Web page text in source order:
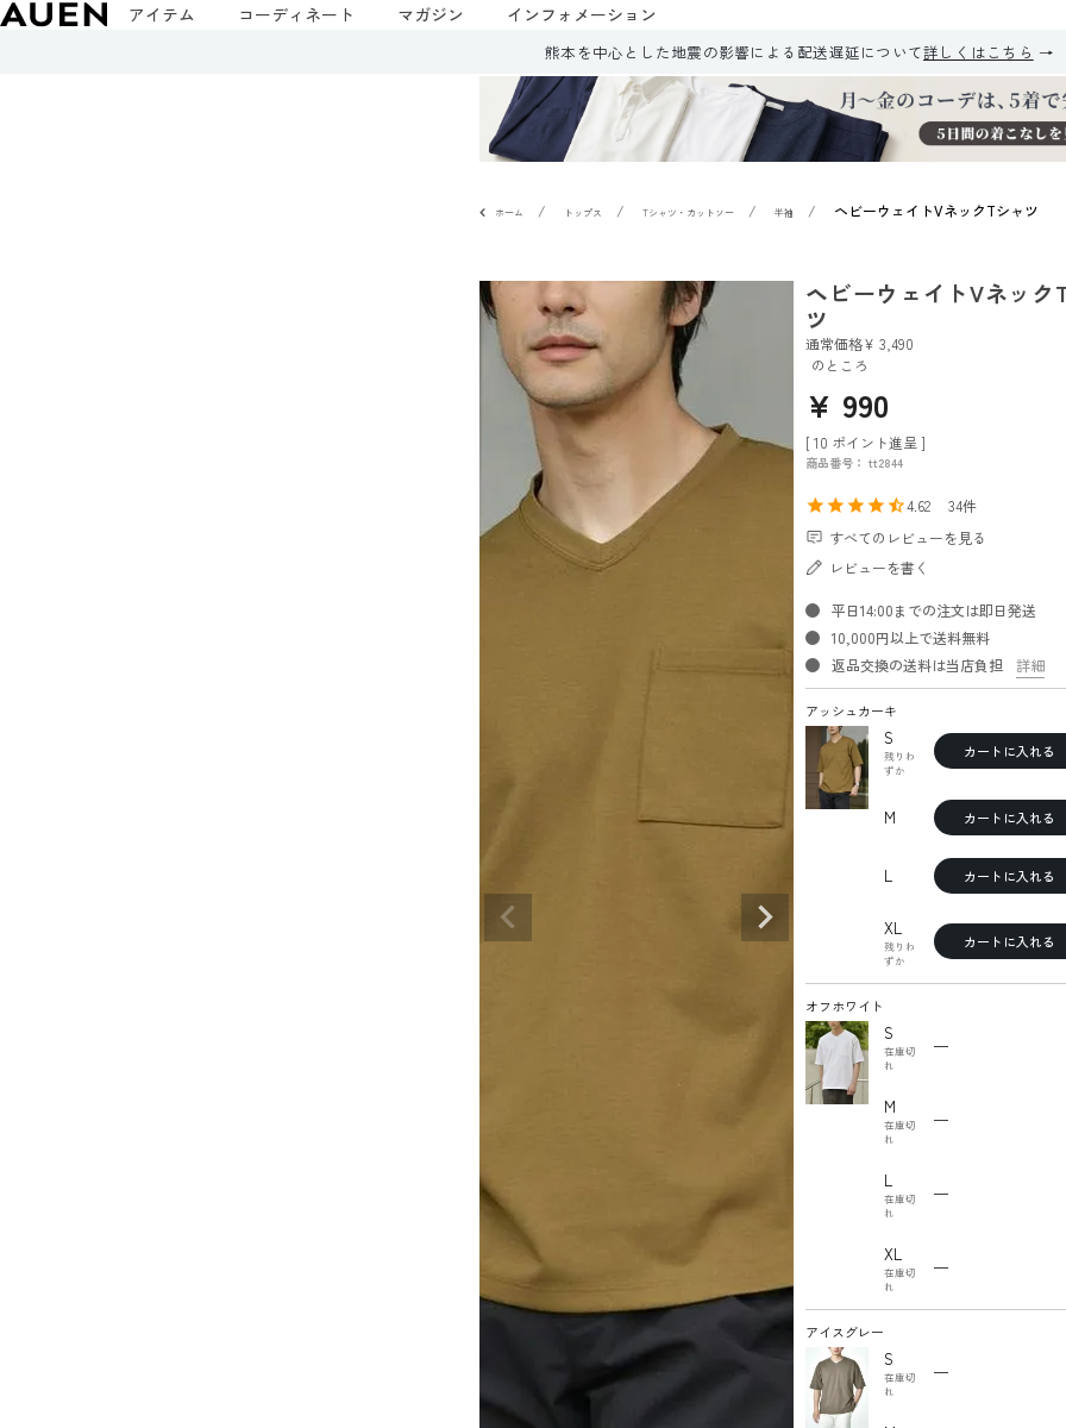
アイテム コーディネート マガジン インフォメーション
熊本を中心とした地震の影響による配送遅延について詳しくはこちら
ホーム トップス Tシャツ・カットソー 半袖 ヘビーウェイトVネックTシャツ
ヘビーウェイトVネック
ツ
通常価格¥ 3,490
のところ
¥ 990
[ 10 ポイント進呈 ]
商品番号 tt2844
4.62
34
すべてのレビューを見る
レビューを書く
平日14:00までの注文は即日発送
10,000円以上で送料無料
返品交換の送料は当店負担
詳細
アッシュカーキ
S
残りわ
ずか
カートに入れる
M カートに入れる
L カートに入れる
XL
残りわ
ずか
カートに入れる
オフホワイト
S
在庫切
れ
—
M
在庫切
れ
—
L
在庫切
れ
—
XL
在庫切
れ
—
アイスグレー
S
在庫切
れ
—